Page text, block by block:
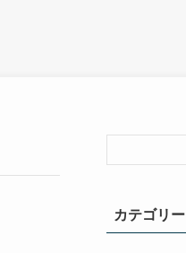
カテゴリー